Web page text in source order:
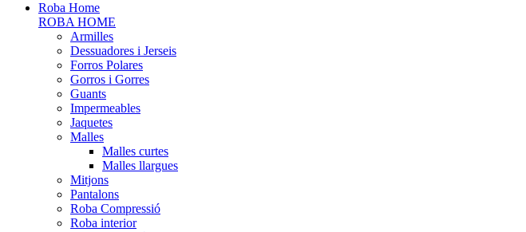
Roba Home
ROBA HOME
Armilles
Dessuadores i Jerseis
Forros Polares
Gorros i Gorres
Guants
Impermeables
Jaquetes
Malles
Malles curtes
Malles llargues
Mitjons
Pantalons
Roba Compressió
Roba interior